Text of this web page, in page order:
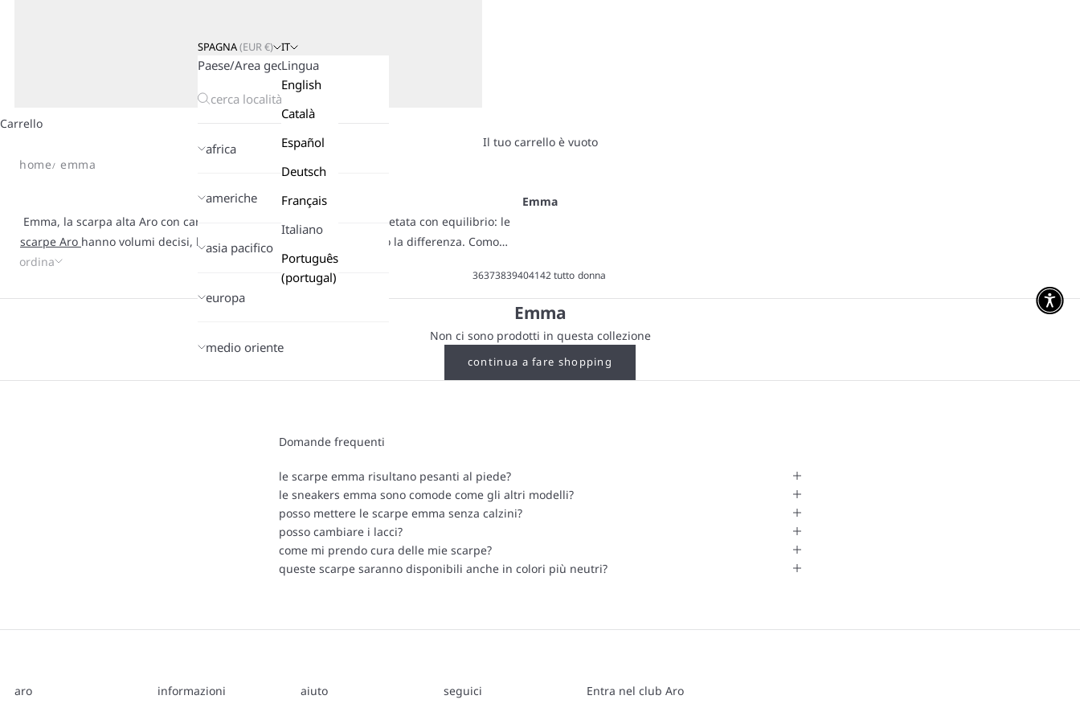
SPAGNA(EUR€)
Paese/Area geografica
africa
americhe
asia pacifico
europa
medio oriente
IT
Lingua
English
Català
Español
Deutsch
Français
Italiano
Português
(portugal)
Carrello
Il tuo carrello è vuoto
home
emma
Emma
Emma, la scarpa alta Aro con carattere. Una forma iconica reinterpretata con equilibrio: le
scarpe Aro hanno volumi decisi, linee essenziali e dettagli che fanno la differenza. Comode
da indossare tutto il giorno, uniscono texture ricercate e tocchi distintivi che valorizzano
anche l’outfit più semplice. Sono pensate per chi ama uno stile curato, con personalità ma
senza eccessi. Dal caffè del mattino alle serate improvvisate, Emma accompagna ogni
farsi notare.
ordina
36373839404142tutto donna
Emma
Non ci sono prodotti in questa collezione
continua a fare shopping
Domande frequenti
le scarpe emma risultano pesanti al piede?
le sneakers emma sono comode come gli altri modelli?
posso mettere le scarpe emma senza calzini?
posso cambiare i lacci?
come mi prendo cura delle mie scarpe?
queste scarpe saranno disponibili anche in colori più neutri?
aro informazioni aiuto seguici Entra nel club Aro